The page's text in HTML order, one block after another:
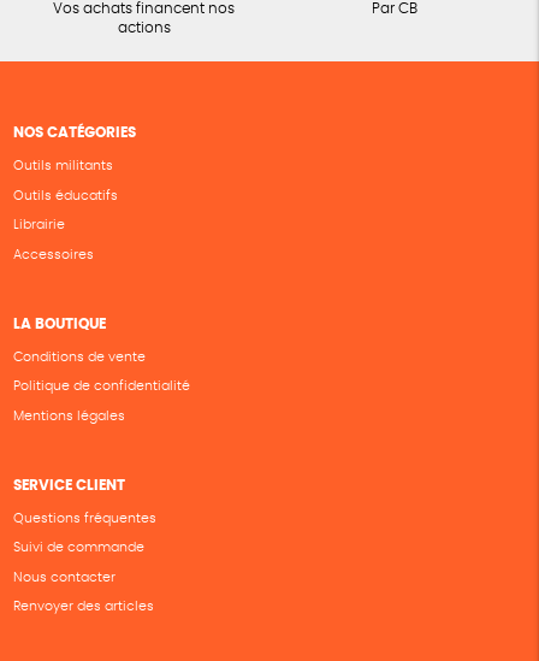
Vos achats financent nos
actions
Par CB
NOS CATÉGORIES
Outils militants
Outils éducatifs
Librairie
Accessoires
LA BOUTIQUE
Conditions de vente
Politique de confidentialité
Mentions légales
SERVICE CLIENT
Questions fréquentes
Suivi de commande
Nous contacter
Renvoyer des articles